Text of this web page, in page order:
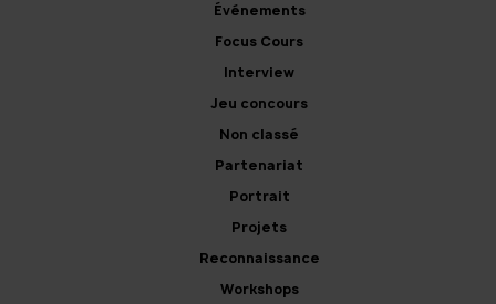
Événements
Focus Cours
Interview
Jeu concours
Non classé
Partenariat
Portrait
Projets
Reconnaissance
Workshops